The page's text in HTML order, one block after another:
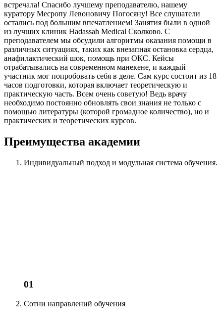
встречала! Спасибо лучшему преподавателю, нашему
куратору Месропу Левоновичу Погосяну! Все слушатели
остались под большим впечатлением! Занятия были в одной
из лучших клиник Hadassah Medical Сколково. С
преподавателем мы обсудили алгоритмы оказания помощи в
различных ситуациях, таких как внезапная остановка сердца,
анафилактический шок, помощь при ОКС. Кейсы
отрабатывались на современном манекене, и каждый
участник мог попробовать себя в деле. Сам курс состоит из 18
часов подготовки, которая включает теоретическую и
практическую часть. Всем очень советую! Ведь врачу
необходимо постоянно обновлять свои знания не только с
помощью литературы (которой громадное количество), но и
практических и теоретических курсов.
Преимущества академии
Индивидуальный подход и модульная система обучения.
01
Сотни направлений обучения